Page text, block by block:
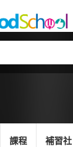
課程 補習社